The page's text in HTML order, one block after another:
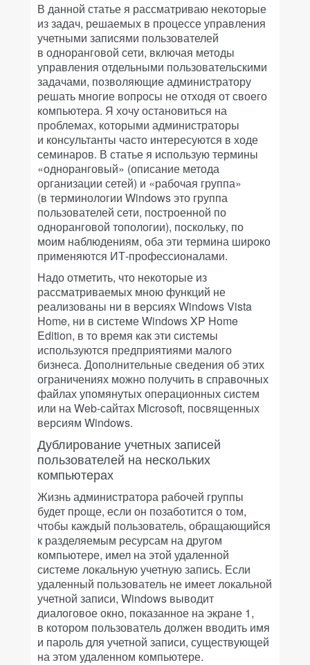
В данной статье я рассматриваю некоторые
из задач, решаемых в процессе управления
учетными записями пользователей
в одноранговой сети, включая методы
управления отдельными пользовательскими
задачами, позволяющие администратору
решать многие вопросы не отходя от своего
компьютера. Я хочу остановиться на
проблемах, которыми администраторы
и консультанты часто интересуются в ходе
семинаров. В статье я использую термины
«одноранговый» (описание метода
организации сетей) и «рабочая группа»
(в терминологии Windows это группа
пользователей сети, построенной по
одноранговой топологии), поскольку, по
моим наблюдениям, оба эти термина широко
применяются ИТ-профессионалами.
Надо отметить, что некоторые из
рассматриваемых мною функций не
реализованы ни в версиях Windows Vista
Home, ни в системе Windows XP Home
Edition, в то время как эти системы
используются предприятиями малого
бизнеса. Дополнительные сведения об этих
ограничениях можно получить в справочных
файлах упомянутых операционных систем
или на Web-сайтах Microsoft, посвященных
версиям Windows.
Дублирование учетных записей
пользователей на нескольких
компьютерах
Жизнь администратора рабочей группы
будет проще, если он позаботится о том,
чтобы каждый пользователь, обращающийся
к разделяемым ресурсам на другом
компьютере, имел на этой удаленной
системе локальную учетную запись. Если
удаленный пользователь не имеет локальной
учетной записи, Windows выводит
диалоговое окно, показанное на экране 1,
в котором пользователь должен вводить имя
и пароль для учетной записи, существующей
на этом удаленном компьютере.